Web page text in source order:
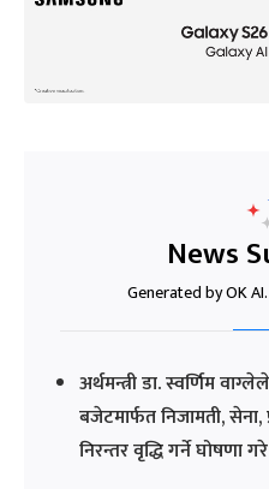
News
Generated by OK
अर्थमन्त्री डा. स्वर्णिम
बजेटमार्फत निजामती,
निरन्तर वृद्धि गर्ने घोषणा